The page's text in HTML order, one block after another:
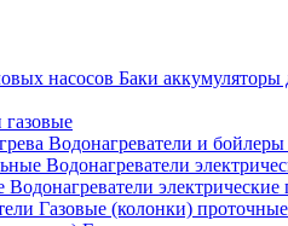
Баки аккумуляторы
газовые
Водонагреватели и бойлеры
Водонагреватели
Водонагреватели
Газовые (колонки)